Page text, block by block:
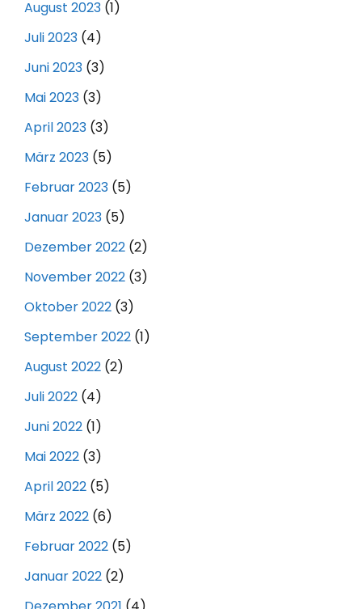
August 2023 (1)
Juli 2023 (4)
Juni 2023 (3)
Mai 2023 (3)
April 2023 (3)
März 2023 (5)
Februar 2023 (5)
Januar 2023 (5)
Dezember 2022 (2)
November 2022 (3)
Oktober 2022 (3)
September 2022 (1)
August 2022 (2)
Juli 2022 (4)
Juni 2022 (1)
Mai 2022 (3)
April 2022 (5)
März 2022 (6)
Februar 2022 (5)
Januar 2022 (2)